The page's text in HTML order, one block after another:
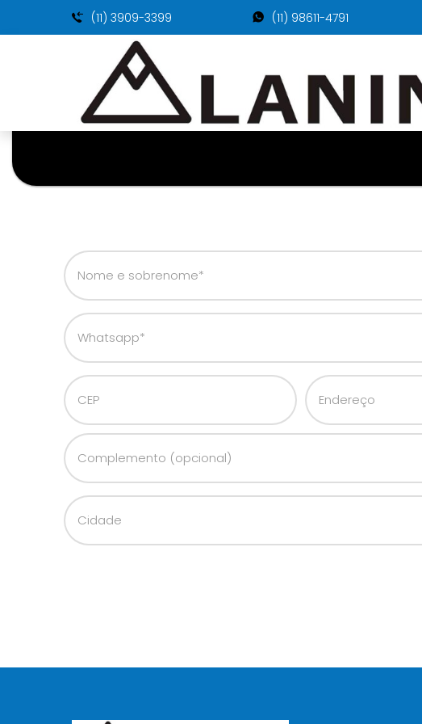
(11) 3909-3399 (11) 98611-4791